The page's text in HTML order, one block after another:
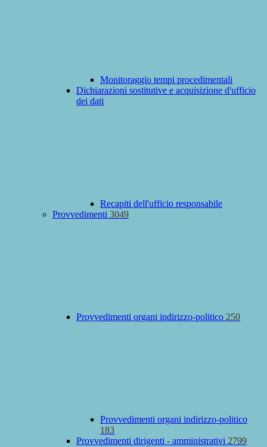
Monitoraggio tempi procedimentali
Dichiarazioni sostitutive e acquisizione d'ufficio
dei dati
Recapiti dell'ufficio responsabile
Provvedimenti 3049
Provvedimenti organi indirizzo-politico 250
Provvedimenti organi indirizzo-politico
183
Provvedimenti dirigenti - amministrativi 2799